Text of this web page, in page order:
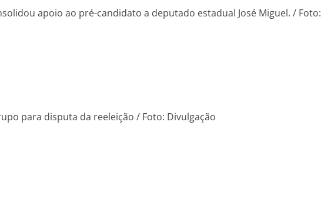
apoio ao pré-candidato a deputado estadual José Miguel. / Foto:
para disputa da reeleição / Foto: Divulgação